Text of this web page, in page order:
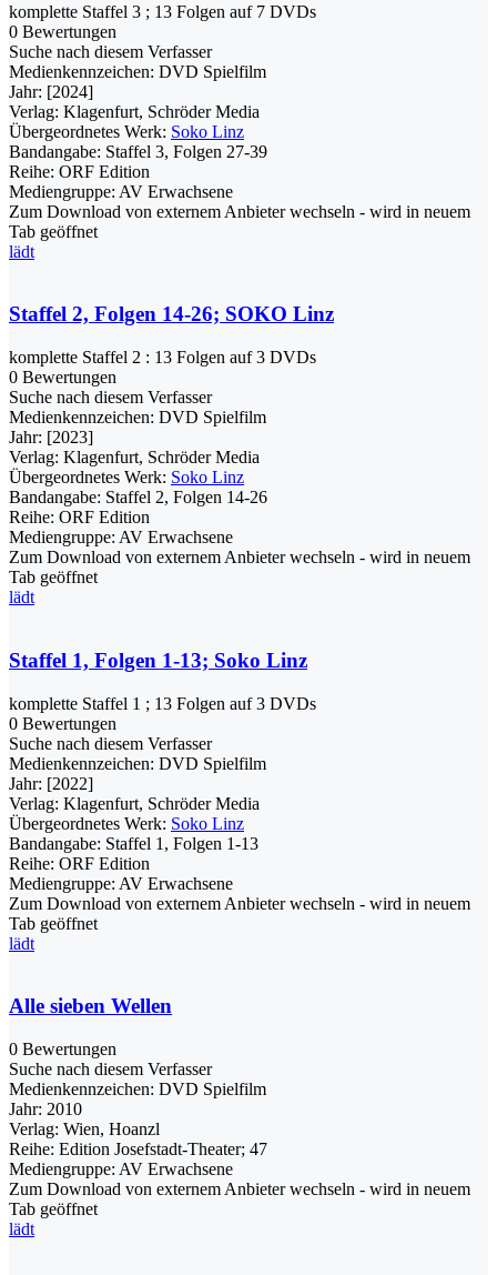
komplette Staffel 3 ; 13 Folgen auf 7 DVDs
0 Bewertungen
Suche nach diesem Verfasser
Medienkennzeichen: DVD Spielfilm
Jahr: [2024]
Verlag: Klagenfurt, Schröder Media
Übergeordnetes Werk: Soko Linz
Bandangabe: Staffel 3, Folgen 27-39
Reihe: ORF Edition
Mediengruppe: AV Erwachsene
Zum Download von externem Anbieter wechseln - wird in neuem
Tab geöffnet
lädt
Staffel 2, Folgen 14-26; SOKO Linz
komplette Staffel 2 : 13 Folgen auf 3 DVDs
0 Bewertungen
Suche nach diesem Verfasser
Medienkennzeichen: DVD Spielfilm
Jahr: [2023]
Verlag: Klagenfurt, Schröder Media
Übergeordnetes Werk: Soko Linz
Bandangabe: Staffel 2, Folgen 14-26
Reihe: ORF Edition
Mediengruppe: AV Erwachsene
Zum Download von externem Anbieter wechseln - wird in neuem
Tab geöffnet
lädt
Staffel 1, Folgen 1-13; Soko Linz
komplette Staffel 1 ; 13 Folgen auf 3 DVDs
0 Bewertungen
Suche nach diesem Verfasser
Medienkennzeichen: DVD Spielfilm
Jahr: [2022]
Verlag: Klagenfurt, Schröder Media
Übergeordnetes Werk: Soko Linz
Bandangabe: Staffel 1, Folgen 1-13
Reihe: ORF Edition
Mediengruppe: AV Erwachsene
Zum Download von externem Anbieter wechseln - wird in neuem
Tab geöffnet
lädt
Alle sieben Wellen
0 Bewertungen
Suche nach diesem Verfasser
Medienkennzeichen: DVD Spielfilm
Jahr: 2010
Verlag: Wien, Hoanzl
Reihe: Edition Josefstadt-Theater; 47
Mediengruppe: AV Erwachsene
Zum Download von externem Anbieter wechseln - wird in neuem
Tab geöffnet
lädt